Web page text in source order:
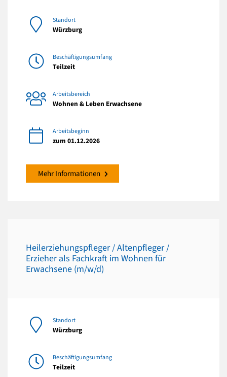
Standort
Würzburg
Beschäftigungsumfang
Teilzeit
Arbeitsbereich
Wohnen & Leben Erwachsene
Arbeitsbeginn
zum 01.12.2026
Mehr Informationen
Heilerziehungspfleger / Altenpfleger /
Erzieher als Fachkraft im Wohnen für
Erwachsene (m/w/d)
Standort
Würzburg
Beschäftigungsumfang
Teilzeit